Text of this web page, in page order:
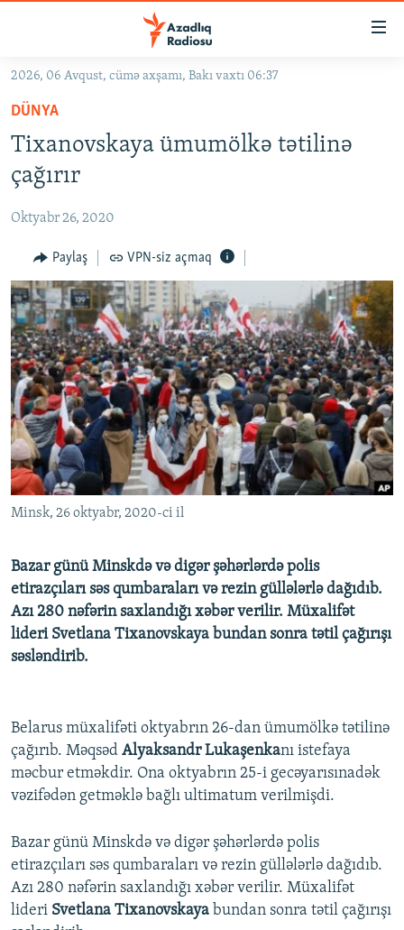
Əsas
qayıt
Əsas
naviqasiyaya
qayıt
Axtarışa
KORRUPSIOMETR
#ƏSLINDƏ
FƏRQƏ BAX
QANUNI DOĞRU
ARAŞDIRMA
MULTIMEDIA
VIDEO
FOTOQALEREYA
İNFOQRAFIKA
KARIKATURA
RADIO ARXIV
OXU ZALI
AZƏRBAYCAN ƏDƏBIYYATI KITABXANASI
İSLAM VƏ DEMOKRATIYA
İZ - MƏDƏNIYYƏT PROQRAMI
HAQQIMIZDA
MISSIYAMIZ
PEŞƏ ETIKASI VƏ JURNALISTIKA STANDARTLARIMIZ
MATERIALLARIMIZDAN ISTIFADƏ
AZADLIQRADIOSU MOBIL TELEFONUNUZDA
XƏBƏR BÜLLETENLƏRIMIZ
BIZI IZLƏ
RFE/RL-in bütün saytları
2026, 06 Avqust, cümə axşamı, Bakı vaxtı 06:37
DÜNYA
Tixanovskaya ümumölkə tətilinə
çağırır
Oktyabr 26, 2020
Paylaş VPN-siz açmaq
Minsk, 26 oktyabr, 2020-ci il
Bazar günü Minskdə və digər şəhərlərdə polis
etirazçıları səs qumbaraları və rezin güllələrlə dağıdıb.
Azı 280 nəfərin saxlandığı xəbər verilir. Müxalifət
lideri Svetlana Tixanovskaya bundan sonra tətil çağırışı
səsləndirib.
Belarus müxalifəti oktyabrın 26-dan ümumölkə tətilinə
çağırıb. Məqsəd Alyaksandr Lukaşenkanı istefaya
məcbur etməkdir. Ona oktyabrın 25-i gecəyarısınadək
vəzifədən getməklə bağlı ultimatum verilmişdi.
Bazar günü Minskdə və digər şəhərlərdə polis
etirazçıları səs qumbaraları və rezin güllələrlə dağıdıb.
Azı 280 nəfərin saxlandığı xəbər verilir. Müxalifət
lideri Svetlana Tixanovskaya bundan sonra tətil çağırışı